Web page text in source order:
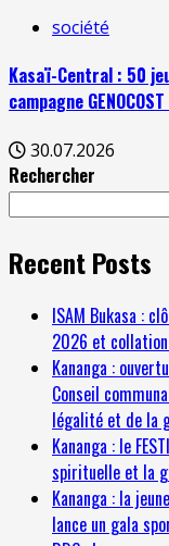
société
Kasaï-Central : 50
campagne
30.07.2026
Rechercher
Recent Posts
ISAM Bukasa :
2026 et collation
Kananga :
Conseil
légalité et de la
Kananga : le
spirituelle et la
Kananga : la
lance un gala